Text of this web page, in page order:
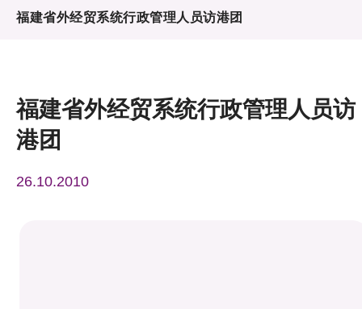
新闻中心
福建省外经贸系统行政管理人员访港团
福建省外经贸系统行政管理人员访
港团
26.10.2010